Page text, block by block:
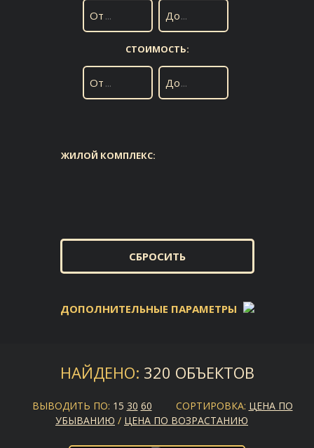
От До
СТОИМОСТЬ:
От До
ЖИЛОЙ КОМПЛЕКС:
СБРОСИТЬ
ДОПОЛНИТЕЛЬНЫЕ ПАРАМЕТРЫ
МЕТРО:
НАЙДЕНО: 320 ОБЪЕКТОВ
ВЫВОДИТЬ ПО: 15 30 60 СОРТИРОВКА: ЦЕНА ПО
УБЫВАНИЮ / ЦЕНА ПО ВОЗРАСТАНИЮ